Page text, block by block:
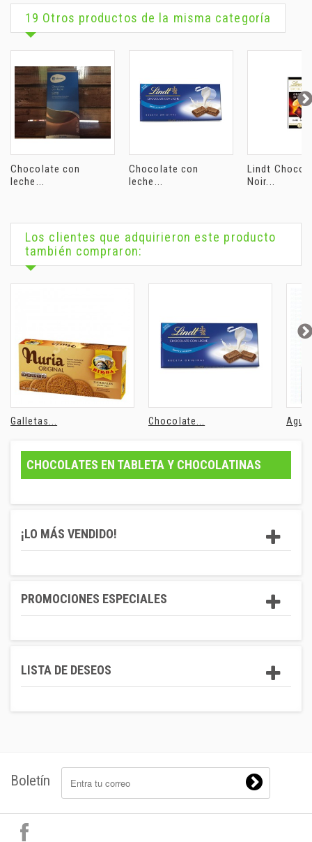
19 Otros productos de la misma categoría
Chocolate con
leche...
Chocolate con
leche...
Lindt
Noir...
Los clientes que adquirieron este producto
también compraron:
Galletas... Chocolate...
CHOCOLATES EN TABLETA Y CHOCOLATINAS
¡LO MÁS VENDIDO!
PROMOCIONES ESPECIALES
LISTA DE DESEOS
Boletín